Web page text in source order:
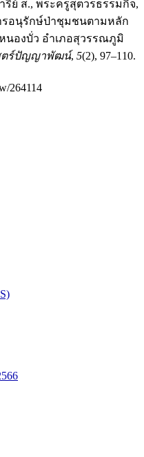
รีย์ ส., พระครูสุตวรธรรมกิจ,
รอนุรักษ์ป่าชุมชนตามหลัก
นองบั่ว อำเภอสุวรรณภูมิ
ตร์ปัญญาพัฒน์, 5(2), 97–110.
264114